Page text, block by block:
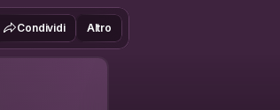
Condividi Altro